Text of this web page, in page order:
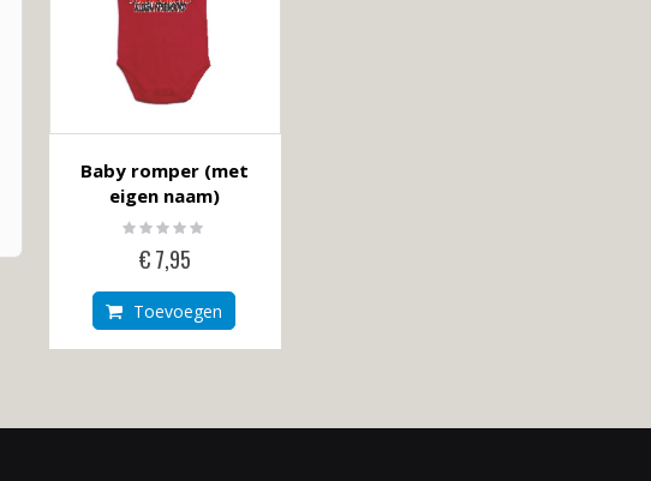
Baby romper (met
eigen naam)
Rating:
0%
€ 7,95
Toevoegen